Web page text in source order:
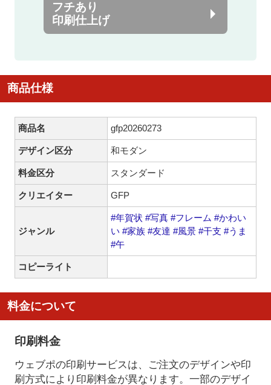
フチあり
印刷仕上げ
商品仕様
商品名 gfp20260273
デザイン区分 和モダン
料金区分 スタンダード
クリエイター GFP
ジャンル
#年賀状 #写真 #フレーム #かわい
い #家族 #友達 #風景 #干支 #うま
#午
コピーライト
料金について
印刷料金
ウェブポの印刷サービスは、ご注文のデザインや印
刷方式により印刷料金が異なります。一部のデザイ